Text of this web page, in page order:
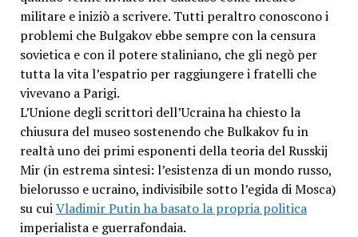
militare e iniziò a scrivere. Tutti peraltro conoscono i
problemi che Bulgakov ebbe sempre con la censura
sovietica e con il potere staliniano, che gli negò per
tutta la vita l’espatrio per raggiungere i fratelli che
vivevano a Parigi.
L’Unione degli scrittori dell’Ucraina ha chiesto la
chiusura del museo sostenendo che Bulkakov fu in
realtà uno dei primi esponenti della teoria del Russkij
Mir (in estrema sintesi: l’esistenza di un mondo russo,
bielorusso e ucraino, indivisibile sotto l’egida di Mosca)
su cuiVladimir Putin ha basato la propria politica
imperialista e guerrafondaia.